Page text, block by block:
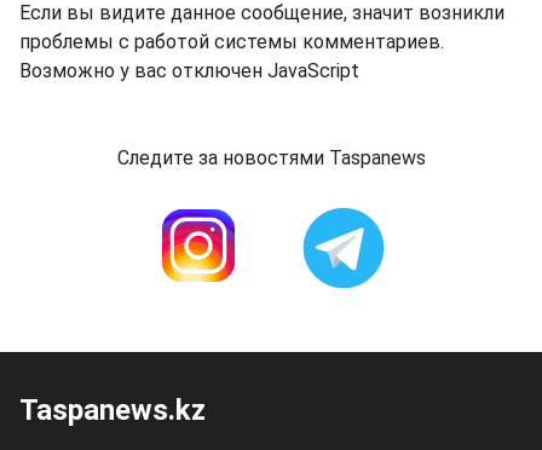
Если вы видите данное сообщение, значит возникли
проблемы с работой системы комментариев.
Возможно у вас отключен JavaScript
Следите за новостями Taspanews
Taspanews.kz